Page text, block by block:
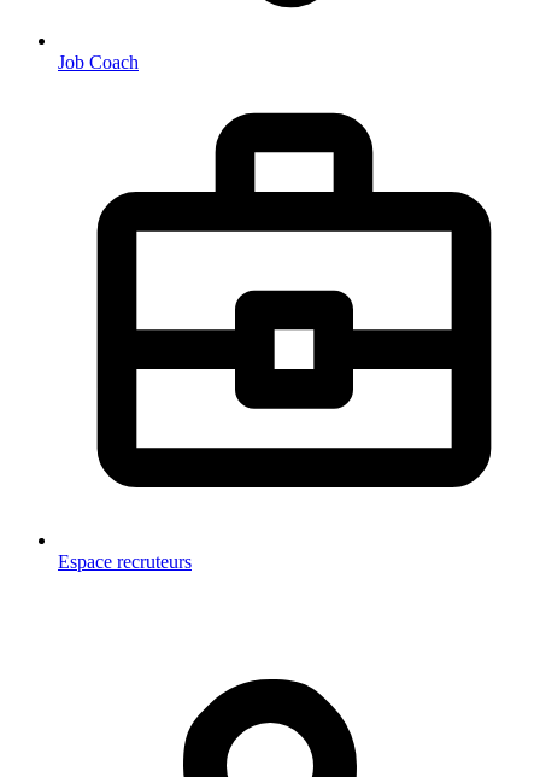
Job Coach
Espace recruteurs